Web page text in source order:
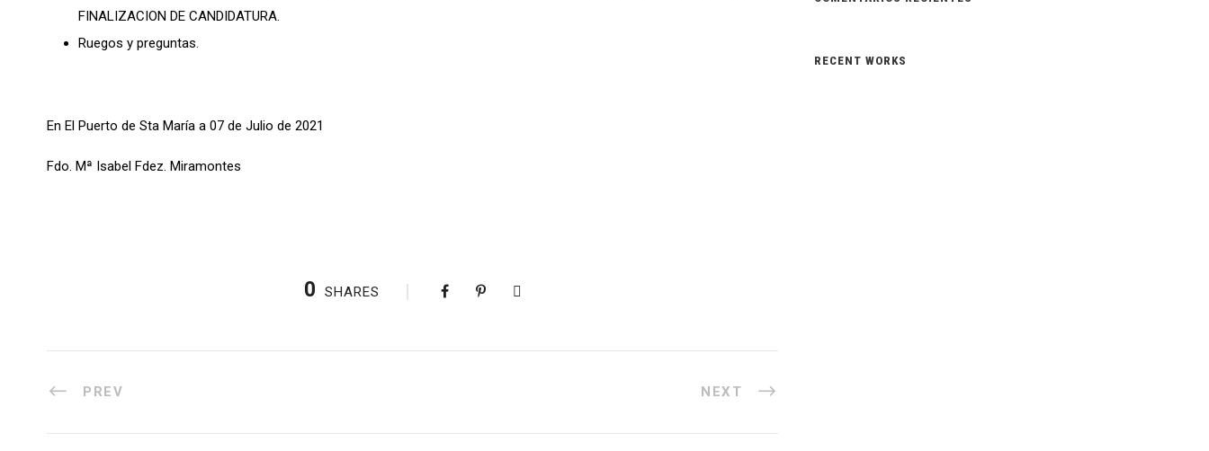
FINALIZACION DE CANDIDATURA.
Ruegos y preguntas.
En El Puerto de Sta María a 07 de Julio de 2021
Fdo. Mª Isabel Fdez. Miramontes
0 SHARES
PREV NEXT
RECENT WORKS